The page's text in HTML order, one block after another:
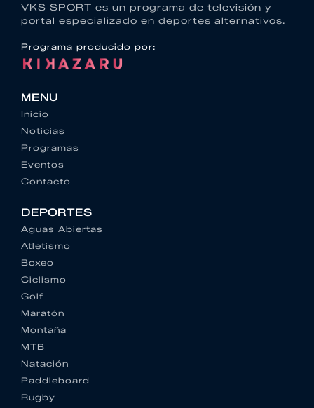
VKS SPORT es un programa de televisión y
portal especializado en deportes alternativos.
Programa producido por:
MENU
Inicio
Noticias
Programas
Eventos
Contacto
DEPORTES
Aguas Abiertas
Atletismo
Boxeo
Ciclismo
Golf
Maratón
Montaña
MTB
Natación
Paddleboard
Rugby